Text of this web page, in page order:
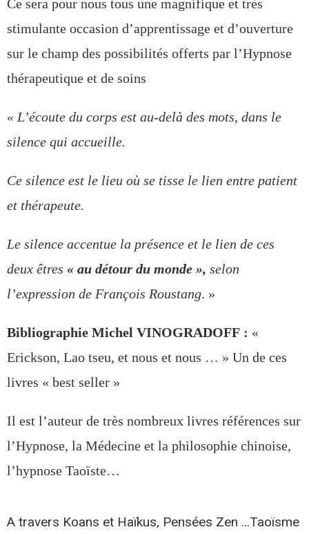
Ce sera pour nous tous une magnifique et très
stimulante occasion d’apprentissage et d’ouverture
sur le champ des possibilités offerts par l’Hypnose
thérapeutique et de soins
« L’écoute du corps est au-delà des mots, dans le
silence qui accueille.
Ce silence est le lieu où se tisse le lien entre patient
et thérapeute.
Le silence accentue la présence et le lien de ces
deux êtres « au détour du monde », selon
l’expression de François Roustang. »
Bibliographie Michel VINOGRADOFF : «
Erickson, Lao tseu, et nous et nous … » Un de ces
livres « best seller »
Il est l’auteur de très nombreux livres références sur
l’Hypnose, la Médecine et la philosophie chinoise,
l’hypnose Taoïste…
A travers Koans et Haïkus, Pensées Zen …Taoïsme